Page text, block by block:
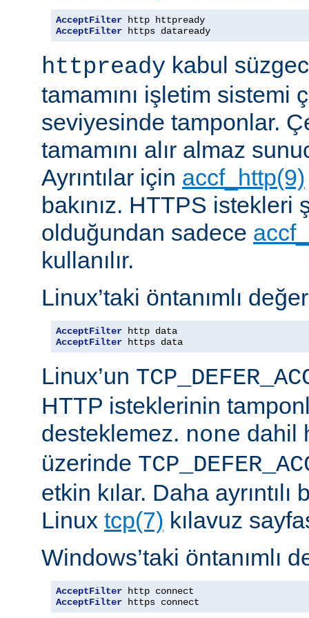
AcceptFilter
AcceptFilter https dataready
httpready kabul
tamamını işletim sistemi
seviyesinde tamponlar.
tamamını alır almaz
Ayrıntılar için accf_http(9)
bakınız. HTTPS istekleri
olduğundan sadece
kullanılır.
Linux’taki öntanımlı
AcceptFilter
AcceptFilter https data
Linux’un
HTTP isteklerinin
desteklemez. none dahil
üzerinde
etkin kılar. Daha
Linux tcp(7) kılavuz
Windows’taki öntanımlı
AcceptFilter
AcceptFilter https connect